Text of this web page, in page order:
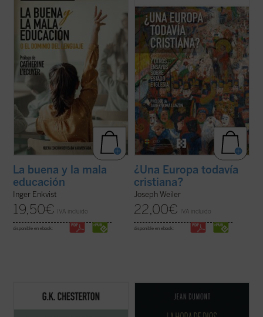
introducido un capítulo en el que hace un
acercamiento a las nuevas tecnologías, la
Inteligencia Artificial, ...
La buena y la mala
educación
Inger Enkvist
19,50€ IVA incluido
disponible en ebook:
Pero, ¿qué implica esta amnesia para
Europa?
¿Una Europa todavía cristiana?
invita al lector a replantearse el ...
¿Una Europa todavía
cristiana?
Joseph Weiler
22,00€ IVA incluido
disponible en ebook:
Este es el volumen siete de la colección de
artículos publicados en el semanario
de cuatro hombres excepcionales:
Quiroga, y Bernardino de Sahagún. Con